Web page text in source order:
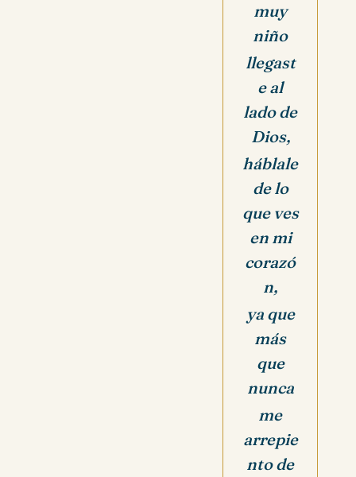
muy
niño
llegast
e al
lado de
Dios,
háblale
de lo
que ves
en mi
corazó
n,
ya que
más
que
nunca
me
arrepie
nto de